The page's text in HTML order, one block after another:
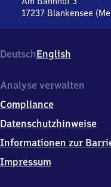
17237 Blankensee
Am
Bahnhof
1
2
3
Blankensee
(Meckl)
DeutschEnglish
Analyse verwalten
Compliance
Datenschutzhinweise
Informationen zur
Impressum